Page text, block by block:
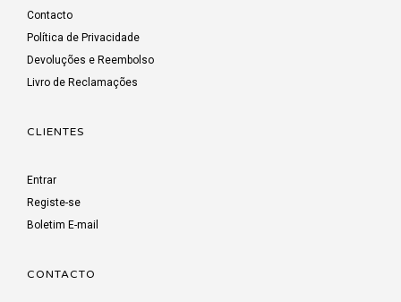
Contacto
Política de Privacidade
Devoluções e Reembolso
Livro de Reclamações
CLIENTES
Entrar
Registe-se
Boletim E-mail
CONTACTO